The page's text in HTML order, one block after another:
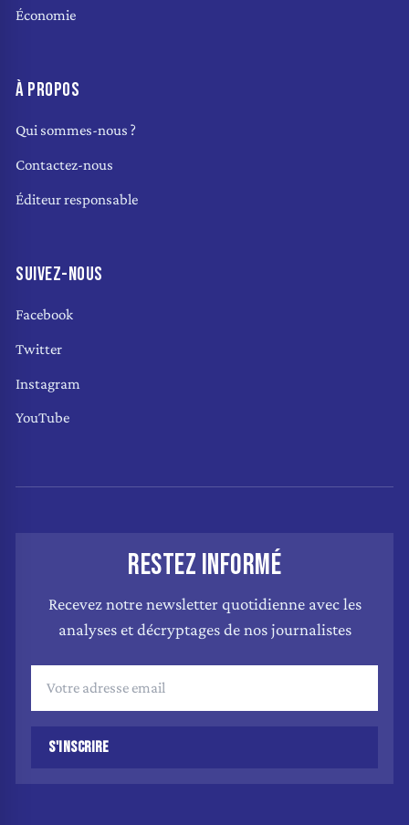
Économie
À PROPOS
Qui sommes-nous ?
Contactez-nous
Éditeur responsable
SUIVEZ-NOUS
Facebook
Twitter
Instagram
YouTube
RESTEZ INFORMÉ
Recevez notre newsletter quotidienne avec les
analyses et décryptages de nos journalistes
S'INSCRIRE